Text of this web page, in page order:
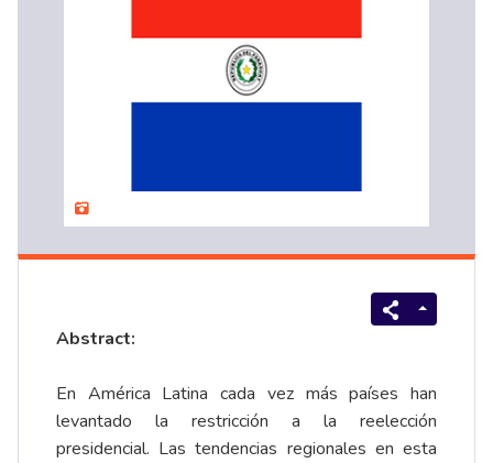
Abstract:
En América Latina cada vez más países han
levantado la restricción a la reelección
presidencial. Las tendencias regionales en esta